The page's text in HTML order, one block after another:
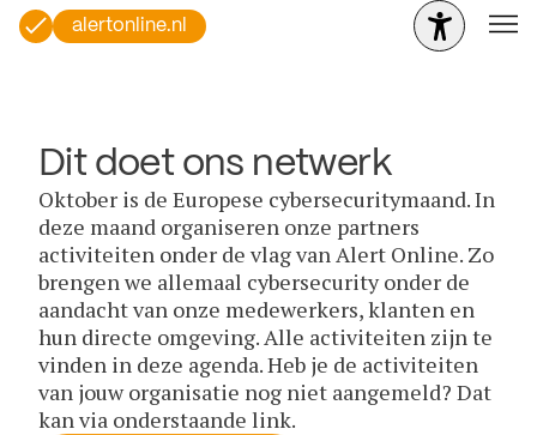
alertonline.nl
Dit doet ons netwerk
Oktober is de Europese cybersecuritymaand. In
deze maand organiseren onze partners
activiteiten onder de vlag van Alert Online. Zo
brengen we allemaal cybersecurity onder de
aandacht van onze medewerkers, klanten en
hun directe omgeving. Alle activiteiten zijn te
vinden in deze agenda. Heb je de activiteiten
van jouw organisatie nog niet aangemeld? Dat
kan via onderstaande link.